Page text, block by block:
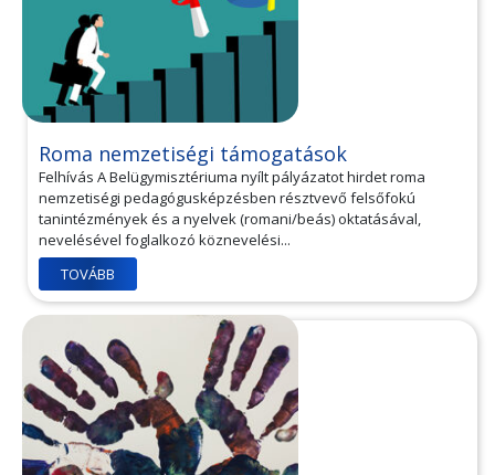
Roma nemzetiségi támogatások
Felhívás A Belügymisztériuma nyílt pályázatot hirdet roma
nemzetiségi pedagógusképzésben résztvevő felsőfokú
tanintézmények és a nyelvek (romani/beás) oktatásával,
nevelésével foglalkozó köznevelési...
TOVÁBB